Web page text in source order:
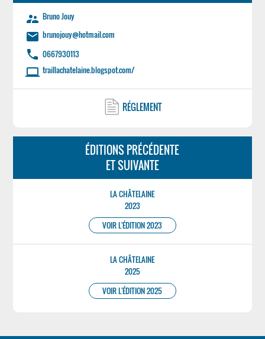
supervisor_account Bruno Jouy
email brunojouy@hotmail.com
phone 0667930113
laptop traillachatelaine.blogspot.com/
RÉGLEMENT
ÉDITIONS PRÉCÉDENTE
ET SUIVANTE
LA CHÂTELAINE
2023
VOIR L'ÉDITION 2023
LA CHÂTELAINE
2025
VOIR L'ÉDITION 2025